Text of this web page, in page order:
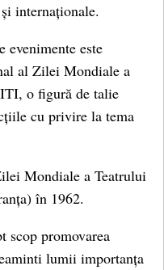
internaționale.
evenimente este
al Zilei Mondiale a
o figură de talie
cu privire la tema
Mondiale a Teatrului
în 1962.
scop promovarea
lumii importanța